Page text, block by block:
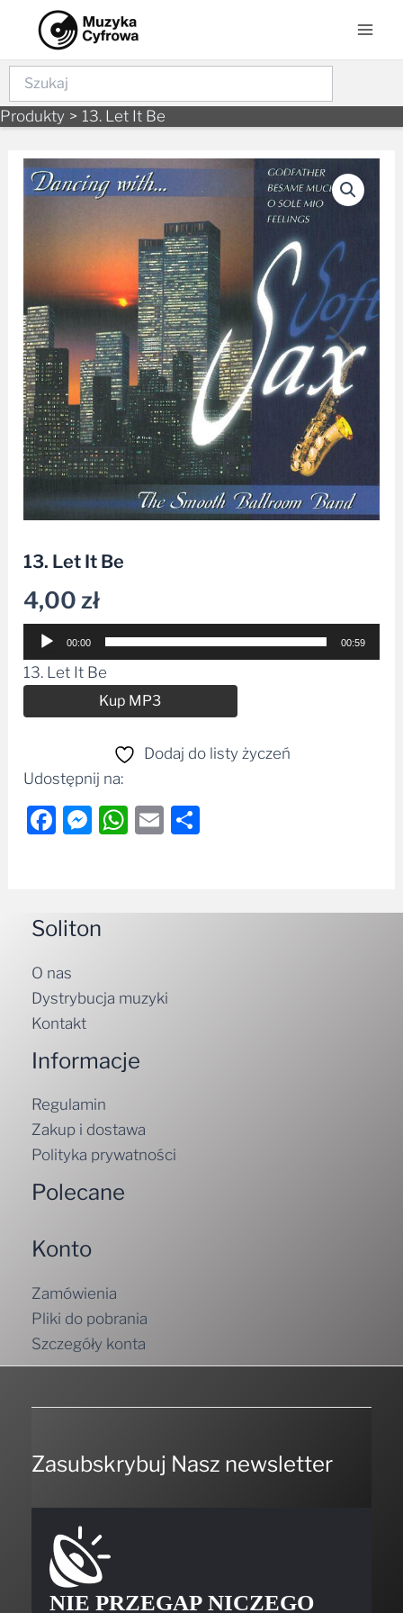
content
Szukaj
Produkty 13. Let It Be
13. Let It Be
4,00zł
Odtwarzacz
plików
dźwiękowych
00:00 00:59
13. Let It Be
Kup MP3
Dodaj do listy życzeń
Udostępnij na:
Facebook
Messenger
WhatsApp
Email
Soliton
O nas
Dystrybucja muzyki
Kontakt
Informacje
Regulamin
Zakup i dostawa
Polityka prywatności
Polecane
Konto
Zamówienia
Pliki do pobrania
Szczegóły konta
Zasubskrybuj Nasz newsletter
NIE PRZEGAP NICZEGO